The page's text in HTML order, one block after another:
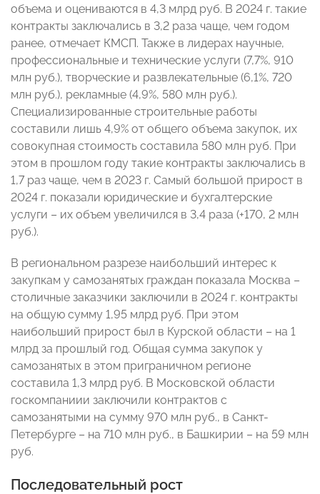
объема и оцениваются в 4,3 млрд руб. В 2024 г. такие
контракты заключались в 3,2 раза чаще, чем годом
ранее, отмечает КМСП. Также в лидерах научные,
профессиональные и технические услуги (7,7%, 910
млн руб.), творческие и развлекательные (6,1%, 720
млн руб.), рекламные (4,9%, 580 млн руб.).
Специализированные строительные работы
составили лишь 4,9% от общего объема закупок, их
совокупная стоимость составила 580 млн руб. При
этом в прошлом году такие контракты заключались в
1,7 раз чаще, чем в 2023 г. Самый большой прирост в
2024 г. показали юридические и бухгалтерские
услуги – их объем увеличился в 3,4 раза (+170, 2 млн
руб.).
В региональном разрезе наибольший интерес к
закупкам у самозанятых граждан показала Москва –
столичные заказчики заключили в 2024 г. контракты
на общую сумму 1,95 млрд руб. При этом
наибольший прирост был в Курской области – на 1
млрд за прошлый год. Общая сумма закупок у
самозанятых в этом приграничном регионе
составила 1,3 млрд руб. В Московской области
госкомпаниии заключили контрактов с
самозанятыми на сумму 970 млн руб., в Санкт-
Петербурге – на 710 млн руб., в Башкирии – на 59 млн
руб.
Последовательный рост